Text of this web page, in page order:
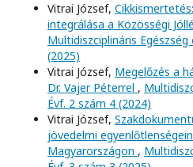
Vitrai József,
integrálása a Közösségi
Multidiszciplináris Egészség
(2025)
Vitrai József, Megelőzés a
Dr. Vajer Péterrel ,
Évf. 2 szám 4 (2024)
Vitrai József,
jövedelmi
Magyarországon ,